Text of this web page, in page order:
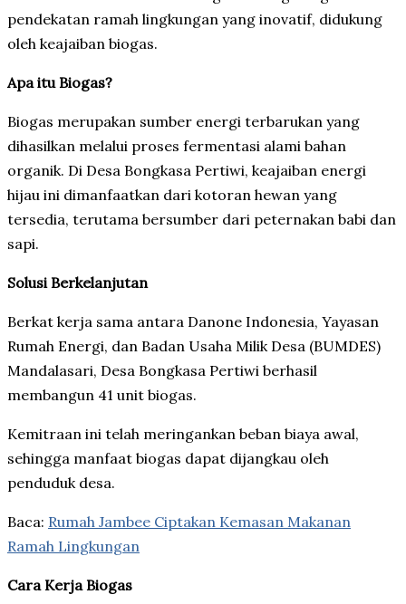
pendekatan ramah lingkungan yang inovatif, didukung
oleh keajaiban biogas.
Apa itu Biogas?
Biogas merupakan sumber energi terbarukan yang
dihasilkan melalui proses fermentasi alami bahan
organik. Di Desa Bongkasa Pertiwi, keajaiban energi
hijau ini dimanfaatkan dari kotoran hewan yang
tersedia, terutama bersumber dari peternakan babi dan
sapi.
Solusi Berkelanjutan
Berkat kerja sama antara Danone Indonesia, Yayasan
Rumah Energi, dan Badan Usaha Milik Desa (BUMDES)
Mandalasari, Desa Bongkasa Pertiwi berhasil
membangun 41 unit biogas.
Kemitraan ini telah meringankan beban biaya awal,
sehingga manfaat biogas dapat dijangkau oleh
penduduk desa.
Baca: Rumah Jambee Ciptakan Kemasan Makanan
Ramah Lingkungan
Cara Kerja Biogas